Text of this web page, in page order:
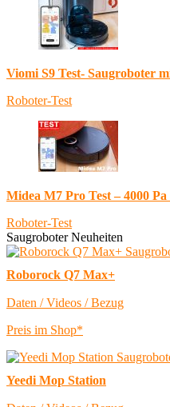
Viomi S9 Test- Saugroboter
Roboter-Test
Midea M7 Pro Test – 4000
Roboter-Test
Saugroboter Neuheiten
Roborock Q7 Max+
Daten / Videos / Bezug
Preis im Shop*
Yeedi Mop Station